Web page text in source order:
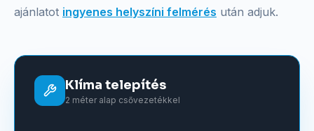
ajánlatot ingyenes helyszíni felmérés után adjuk.
Klíma telepítés
2 méter alap csővezetékkel